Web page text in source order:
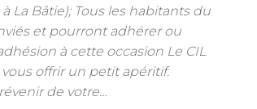
La Bâtie); Tous les habitants du
et pourront adhérer ou
à cette occasion Le CIL
offrir un petit apéritif.
de votre…